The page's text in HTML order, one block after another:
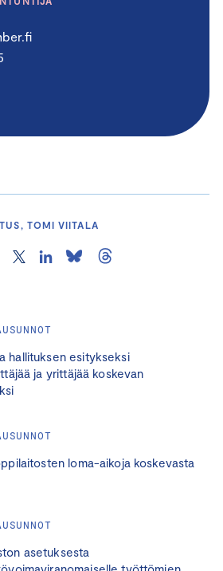
hallituksen esitykseksi
ja yrittäjää koskevan
loma-aikoja koskevasta
asetuksesta
TOMI VIITALA